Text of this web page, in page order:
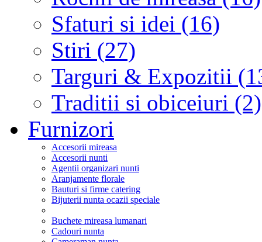
Sfaturi si idei (16)
Stiri (27)
Targuri & Expozitii
Traditii si obiceiuri (2)
Furnizori
Accesorii mireasa
Accesorii nunti
Agentii organizari nunti
Aranjamente florale
Bauturi si firme catering
Bijuterii nunta ocazii speciale
Buchete mireasa lumanari
Cadouri nunta